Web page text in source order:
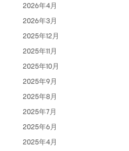
2026年4月
2026年3月
2025年12月
2025年11月
2025年10月
2025年9月
2025年8月
2025年7月
2025年6月
2025年4月